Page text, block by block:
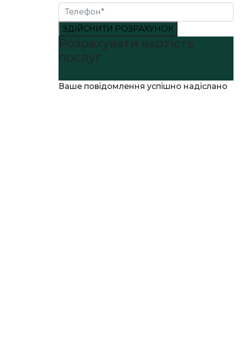
ЗДІЙСНИТИ РОЗРАХУНОК
Розрахувати вартість
послуг
Ваше повідомлення успішно надіслано